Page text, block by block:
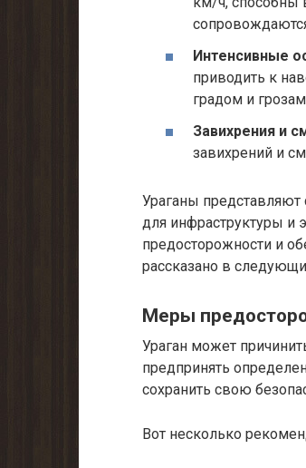
Интенсивные
приводить к
градом и
Завихрения и
завихрений и
Ураганы
для инфраструктуры и
предосторожности и
рассказано в
Меры
Ураган может
предпринять
сохранить свою
Вот несколько